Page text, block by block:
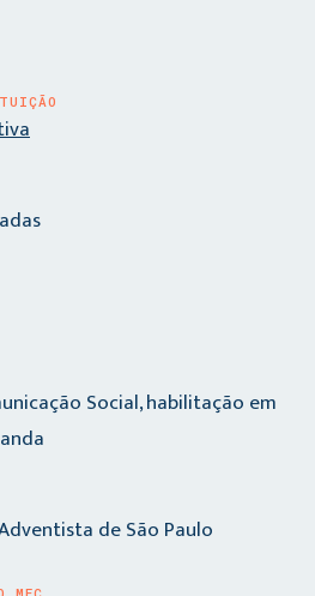
Social, habilitação em
de São Paulo